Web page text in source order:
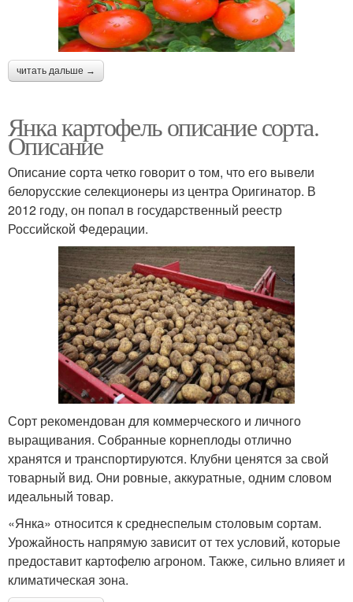
читать дальше →
Янка картофель описание сорта.
Описание
Описание сорта четко говорит о том, что его вывели
белорусские селекционеры из центра Оригинатор. В
2012 году, он попал в государственный реестр
Российской Федерации.
Сорт рекомендован для коммерческого и личного
выращивания. Собранные корнеплоды отлично
хранятся и транспортируются. Клубни ценятся за свой
товарный вид. Они ровные, аккуратные, одним словом
идеальный товар.
«Янка» относится к среднеспелым столовым сортам.
Урожайность напрямую зависит от тех условий, которые
предоставит картофелю агроном. Также, сильно влияет и
климатическая зона.